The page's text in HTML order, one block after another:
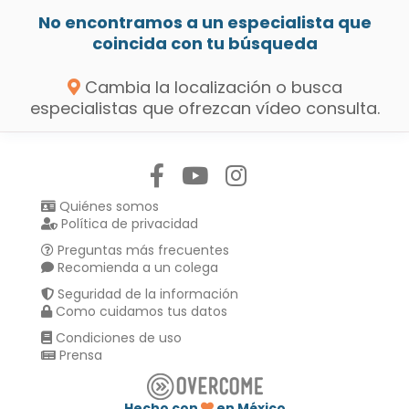
No encontramos a un especialista que
coincida con tu búsqueda
Cambia la localización o busca
especialistas que ofrezcan vídeo consulta.
Quiénes somos
Política de privacidad
Preguntas más frecuentes
Recomienda a un colega
Seguridad de la información
Como cuidamos tus datos
Condiciones de uso
Prensa